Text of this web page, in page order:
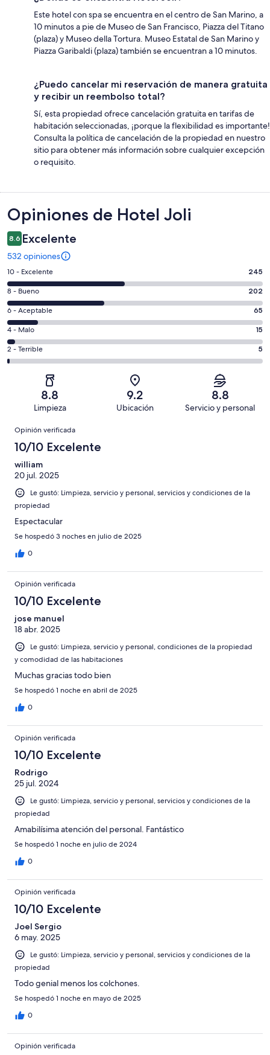
Este hotel con spa se encuentra en el centro de San Marino, a
10 minutos a pie de Museo de San Francisco, Piazza del Titano
(plaza) y Museo della Tortura. Museo Estatal de San Marino y
Piazza Garibaldi (plaza) también se encuentran a 10 minutos.
¿Puedo cancelar mi reservación de manera gratuita
y recibir un reembolso total?
Sí, esta propiedad ofrece cancelación gratuita en tarifas de
habitación seleccionadas, ¡porque la flexibilidad es importante!
Consulta la política de cancelación de la propiedad en nuestro
sitio para obtener más información sobre cualquier excepción
o requisito.
Opiniones
Opiniones de Hotel Joli
8.6 Excelente
532 opiniones
Puntuación
de
10,
es
decir,
Excelente.
Basada
en
opiniones
10 - Excelente 245
Puntuación
de
8,
es
decir,
Bueno.
opiniones
8 - Bueno 202
Puntuación
de
6,
es
decir,
Aceptable.
de
532
opiniones
6 - Aceptable 65
Puntuación
de
4,
Basada
15
de
opiniones
4 - Malo 15
Puntuación
de
Terrible.
Basada
de
532
opiniones
2 - Terrible 5
8.8
Limpieza
9.2
Ubicación
8.8
Servicio y personal
Opiniones
Opinión verificada
10/10 Excelente
william
20 jul. 2025
Le gustó: Limpieza, servicio y personal, servicios y condiciones de la
propiedad
Espectacular
Se hospedó 3 noches en julio de 2025
0
Opinión verificada
10/10 Excelente
jose manuel
18 abr. 2025
Le gustó: Limpieza, servicio y personal, condiciones de la propiedad
y comodidad de las habitaciones
Muchas gracias todo bien
Se hospedó 1 noche en abril de 2025
0
Opinión verificada
10/10 Excelente
Rodrigo
25 jul. 2024
Le gustó: Limpieza, servicio y personal, servicios y condiciones de la
propiedad
Amabilísima atención del personal. Fantástico
Se hospedó 1 noche en julio de 2024
0
Opinión verificada
10/10 Excelente
Joel Sergio
6 may. 2025
Le gustó: Limpieza, servicio y personal, servicios y condiciones de la
propiedad
Todo genial menos los colchones.
Se hospedó 1 noche en mayo de 2025
0
Opinión verificada